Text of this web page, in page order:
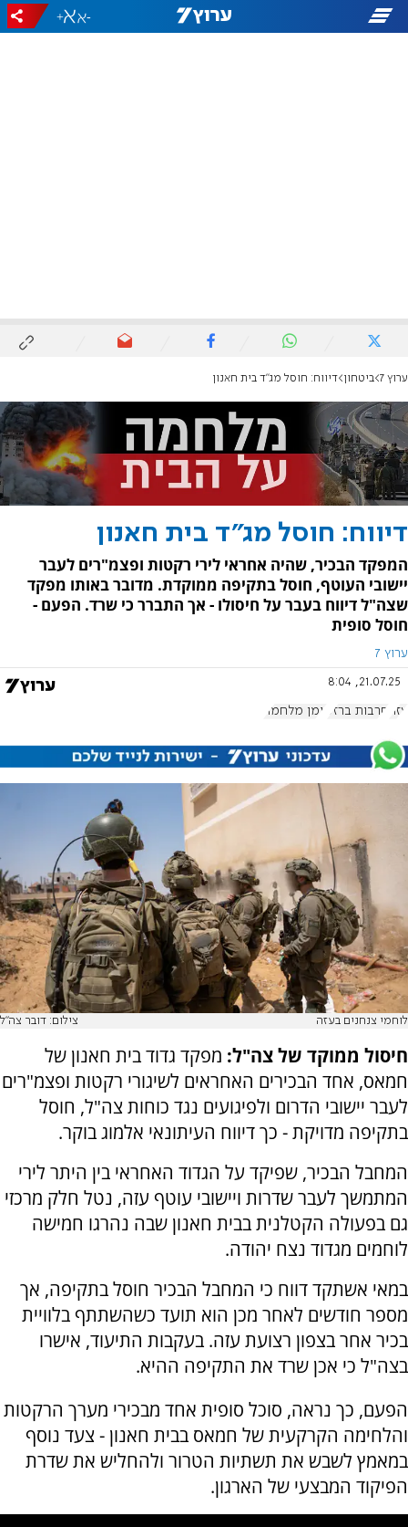
-
+
ערוץ 7 ביטחון דיווח: חוסל מג"ד בית חאנון
דיווח: חוסל מג"ד בית חאנון
המפקד הבכיר, שהיה אחראי לירי רקטות ופצמ"רים לעבר
יישובי העוטף, חוסל בתקיפה ממוקדת. מדובר באותו מפקד
שצה"ל דיווח בעבר על חיסולו - אך התברר כי שרד. הפעם -
חוסל סופית
ערוץ 7
21.07.25, 8:04
עזה חרבות ברזל יומן מלחמה
לוחמי צנחנים בעזה צילום: דובר צה"ל
חיסול ממוקד של צה"ל: מפקד גדוד בית חאנון של
חמאס, אחד הבכירים האחראים לשיגורי רקטות ופצמ"רים
לעבר יישובי הדרום ולפיגועים נגד כוחות צה"ל, חוסל
בתקיפה מדויקת - כך דיווח העיתונאי אלמוג בוקר.
המחבל הבכיר, שפיקד על הגדוד האחראי בין היתר לירי
המתמשך לעבר שדרות ויישובי עוטף עזה, נטל חלק מרכזי
גם בפעולה הקטלנית בבית חאנון שבה נהרגו חמישה
לוחמים מגדוד נצח יהודה.
במאי אשתקד דווח כי המחבל הבכיר חוסל בתקיפה, אך
מספר חודשים לאחר מכן הוא תועד כשהשתתף בלוויית
בכיר אחר בצפון רצועת עזה. בעקבות התיעוד, אישרו
בצה"ל כי אכן שרד את התקיפה ההיא.
הפעם, כך נראה, סוכל סופית אחד מבכירי מערך הרקטות
והלחימה הקרקעית של חמאס בבית חאנון - צעד נוסף
במאמץ לשבש את תשתיות הטרור ולהחליש את שדרת
הפיקוד המבצעי של הארגון.